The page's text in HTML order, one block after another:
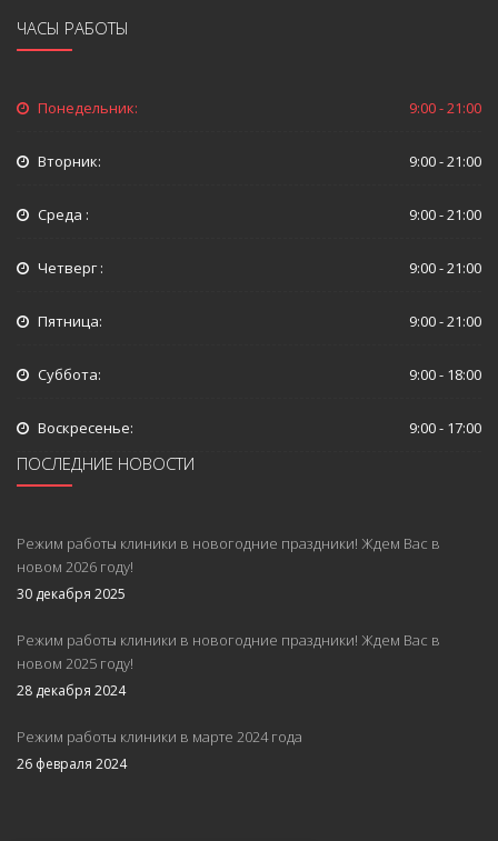
ЧАСЫ РАБОТЫ
Понедельник: 9:00 - 21:00
Вторник: 9:00 - 21:00
Среда : 9:00 - 21:00
Четверг : 9:00 - 21:00
Пятница: 9:00 - 21:00
Суббота: 9:00 - 18:00
Воскресенье: 9:00 - 17:00
ПОСЛЕДНИЕ НОВОСТИ
Режим работы клиники в новогодние праздники! Ждем Вас в
новом 2026 году!
30 декабря 2025
Режим работы клиники в новогодние праздники! Ждем Вас в
новом 2025 году!
28 декабря 2024
Режим работы клиники в марте 2024 года
26 февраля 2024